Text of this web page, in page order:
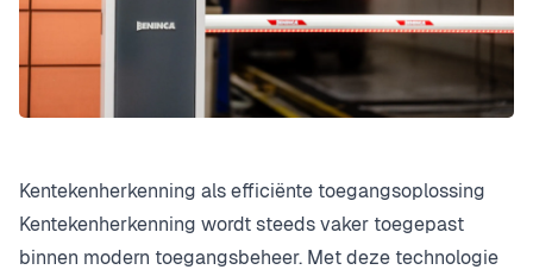
Kentekenherkenning als efficiënte toegangsoplossing
Kentekenherkenning wordt steeds vaker toegepast
binnen modern toegangsbeheer. Met deze technologie